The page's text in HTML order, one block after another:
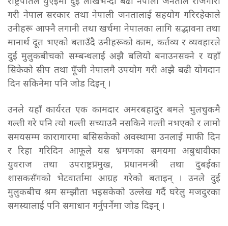
गरी नेपाल सरकार तथा नेपाली जनतालाई सहयोग गरिरहेकाले
उनीहरू आफ्नै लगानी तथा खर्चमा नेपालका लागि सद्भावना तथा
मानार्थ दूत भएको बताउँदै उनीहरूको काम, कर्तव्य र व्यवहारले
दुई मुलुकबीचको सम्बन्धलाई अझै बलियो बनाउनसक्ने र यहाँ
सिकेको सीप तथा पूँजी नेपालमै उपयोग गरी अझै बढी योगदान
दिन सकिनेमा पनि जोड दिइन् ।
उनले यहाँ कार्यरत एक कामदार अमरबहादुर बमले भुलचुकमै
गल्ती गरे पनि त्यो गल्ती सच्याउनै नसकिने गल्ती नभएको र लामो
समयसम्म कारागारमा बसिसकेको अवस्थामा उनलाई माफी दिन
र रिहा गरिदिन आफूले यस भ्रमणका समयमा अबुधावीका
युवराज तथा उपराष्ट्रप्रमुख, प्रधानमन्त्री तथा दुबईका
शासकसँगको भेटवार्तामा आग्रह गरेको बताइन् । उनले दुई
मुलुकबीच श्रम सम्झौता भइसकेको उल्लेख गर्दै घरेलु मजदुरका
समस्यालाई पनि समाधान गर्नुपर्नेमा जोड दिइन् ।